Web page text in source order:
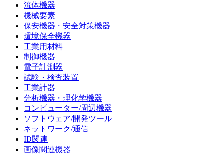
流体機器
機械要素
保安機器・安全対策機器
環境保全機器
工業用材料
制御機器
電子計測器
試験・検査装置
工業計器
分析機器・理化学機器
コンピューター/周辺機器
ソフトウェア/開発ツール
ネットワーク/通信
ID関連
画像関連機器